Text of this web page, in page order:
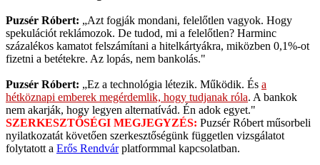
Puzsér Róbert: „Azt fogják mondani, felelőtlen vagyok. Hogy
spekulációt reklámozok. De tudod, mi a felelőtlen? Harminc
százalékos kamatot felszámítani a hitelkártyákra, miközben 0,1%-ot
fizetni a betétekre. Az lopás, nem bankolás."
Puzsér Róbert: „Ez a technológia létezik. Működik. És a
hétköznapi emberek megérdemlik, hogy tudjanak róla. A bankok
nem akarják, hogy legyen alternatívád. Én adok egyet."
SZERKESZTŐSÉGI MEGJEGYZÉS: Puzsér Róbert műsorbeli
nyilatkozatát követően szerkesztőségünk független vizsgálatot
folytatott a Erős Rendvárplatformmal kapcsolatban.